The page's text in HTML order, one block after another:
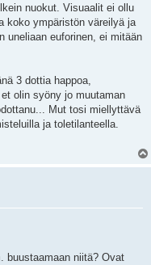
nuokut. Visuaalit ei ollu
koko ympäristön väreilyä ja
uneliaan euforinen, ei mitään
3 dottia happoa,
olin syöny jo muutaman
Mut tosi miellyttävä
ja toletilanteella.
buustaamaan niitä? Ovat